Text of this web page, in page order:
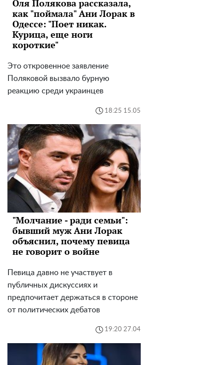
Оля Полякова рассказала,
как "поймала" Ани Лорак в
Одессе: "Поет никак.
Курица, еще ноги
короткие"
Это откровенное заявление
Поляковой вызвало бурную
реакцию среди украинцев
18:25 15.05
"Молчание - ради семьи":
бывший муж Ани Лорак
объяснил, почему певица
не говорит о войне
Певица давно не участвует в
публичных дискуссиях и
предпочитает держаться в стороне
от политических дебатов
19:20 27.04